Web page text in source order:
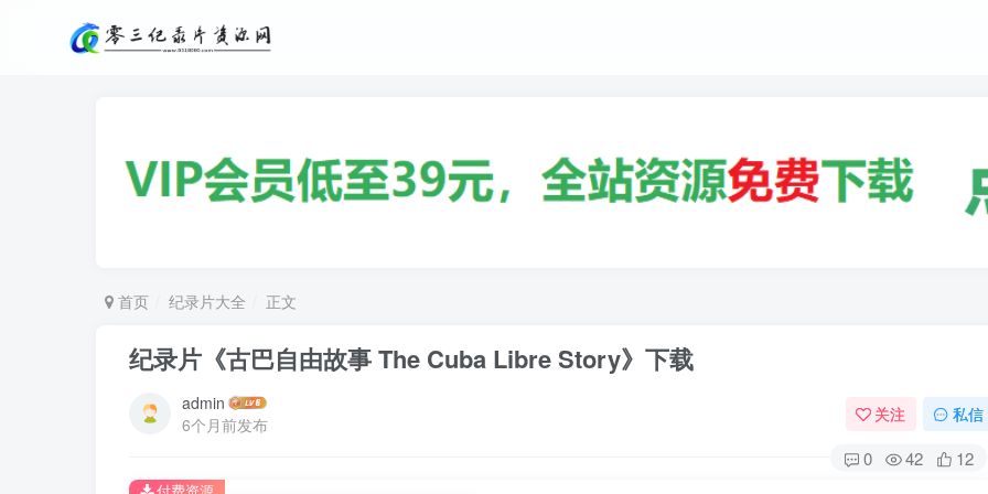
首页 纪录片大全 正文
纪录片《古巴自由故事 The Cuba Libre Story》下载
admin
6个月前发布
关注 私信
0 42 12